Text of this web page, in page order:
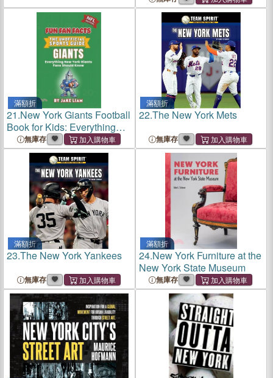
滿額折
21.New York Giants Football
Book for Kids: Everything
New York Giants Fans
Should Known
無庫存
滿額折
22.The New York Mets
無庫存
滿額折
23.The New York Yankees
無庫存
滿額折
24.New York Furniture at the
New York State Museum
無庫存